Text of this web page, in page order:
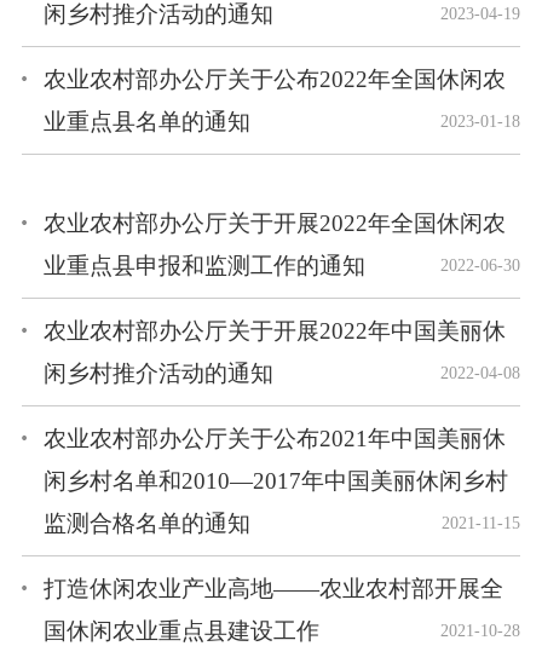
闲乡村推介活动的通知
2023-04-19
农业农村部办公厅关于公布2022年全国休闲农
业重点县名单的通知
2023-01-18
农业农村部办公厅关于开展2022年全国休闲农
业重点县申报和监测工作的通知
2022-06-30
农业农村部办公厅关于开展2022年中国美丽休
闲乡村推介活动的通知
2022-04-08
农业农村部办公厅关于公布2021年中国美丽休
闲乡村名单和2010—2017年中国美丽休闲乡村
监测合格名单的通知
2021-11-15
打造休闲农业产业高地——农业农村部开展全
国休闲农业重点县建设工作
2021-10-28